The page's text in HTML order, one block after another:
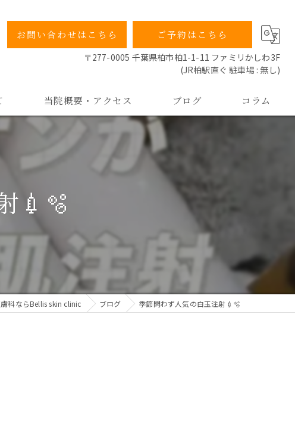
お問い合わせはこちら
ご予約はこちら
〒277-0005 千葉県柏市柏1-1-11 ファミリかしわ3F
(JR柏駅直ぐ 駐車場 : 無し)
当院概要・アクセス
当院の特徴
院長ごあいさつ
よくあるご質問
ブログ コラム
💉🫧
科ならBellis skin clinic ブログ 季節問わず人気の白玉注射💉🫧